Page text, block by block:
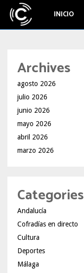
INICIO
Archives
agosto 2026
julio 2026
junio 2026
mayo 2026
abril 2026
marzo 2026
Categories
Andalucía
Cofradías en directo
Cultura
Deportes
Málaga